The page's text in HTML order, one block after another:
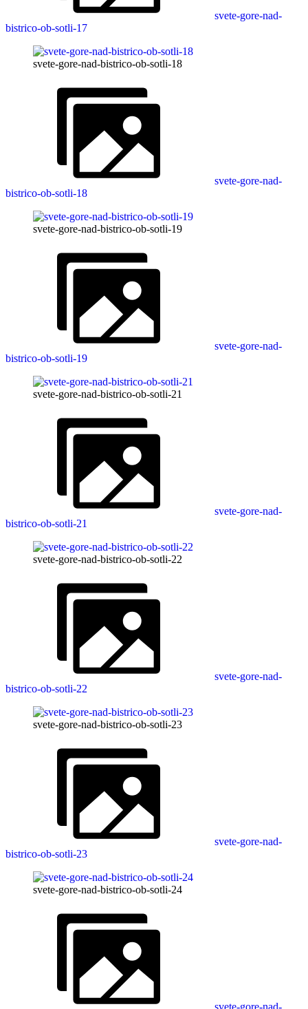
svete-gore-nad-
bistrico-ob-sotli-17
svete-gore-nad-bistrico-ob-sotli-18
svete-gore-nad-
bistrico-ob-sotli-18
svete-gore-nad-bistrico-ob-sotli-19
svete-gore-nad-
bistrico-ob-sotli-19
svete-gore-nad-bistrico-ob-sotli-21
svete-gore-nad-
bistrico-ob-sotli-21
svete-gore-nad-bistrico-ob-sotli-22
svete-gore-nad-
bistrico-ob-sotli-22
svete-gore-nad-bistrico-ob-sotli-23
svete-gore-nad-
bistrico-ob-sotli-23
svete-gore-nad-bistrico-ob-sotli-24